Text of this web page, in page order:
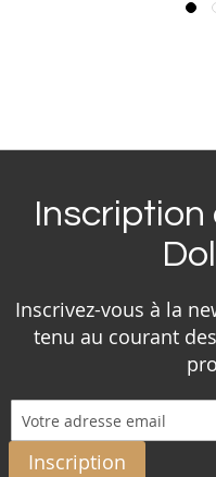
Inscription
Inscrivez-vous à la
tenu au courant
Inscription